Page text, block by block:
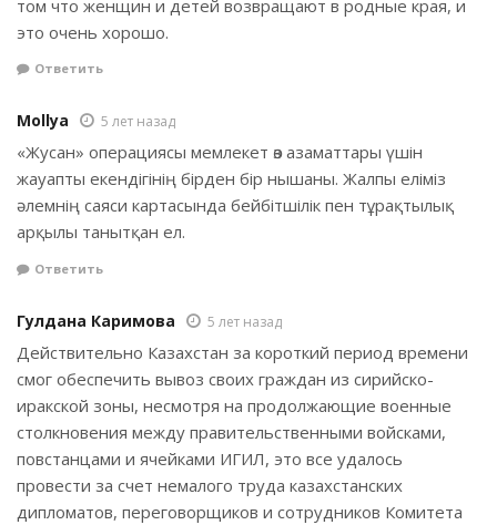
том что женщин и детей возвращают в родные края, и
это очень хорошо.
Ответить
Mollya 5 лет назад
«Жусан» операциясы мемлекет өз азаматтары үшін
жауапты екендігінің бірден бір нышаны. Жалпы еліміз
әлемнің саяси картасында бейбітшілік пен тұрақтылық
арқылы танытқан ел.
Ответить
Гулдана Каримова 5 лет назад
Действительно Казахстан за короткий период времени
смог обеспечить вывоз своих граждан из сирийско-
иракской зоны, несмотря на продолжающие военные
столкновения между правительственными войсками,
повстанцами и ячейками ИГИЛ, это все удалось
провести за счет немалого труда казахстанских
дипломатов, переговорщиков и сотрудников Комитета